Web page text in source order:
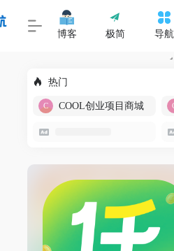
博客 极简
导航
热门
COOL创业项目商城